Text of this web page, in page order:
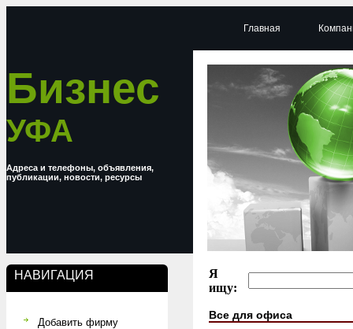
Бизнес
УФА
Адреса и телефоны, объявления,
публикации, новости, ресурсы
НАВИГАЦИЯ
Добавить фирму
Главная
Я
ищу:
Все для офиса